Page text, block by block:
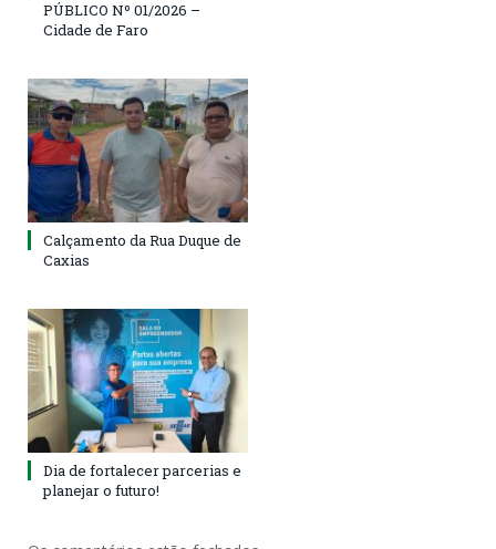
PÚBLICO Nº 01/2026 –
Cidade de Faro
Calçamento da Rua Duque de
Caxias
Dia de fortalecer parcerias e
planejar o futuro!